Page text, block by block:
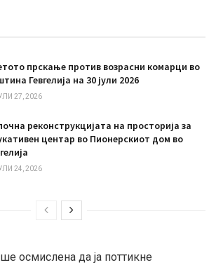
прскање против возрасни комарци во
Гевгелија на 30 јули 2026
27, 2026
реконструкцијата на просторија за
центар во Пионерскиот дом во
24, 2026
осмислена да ја поттикне